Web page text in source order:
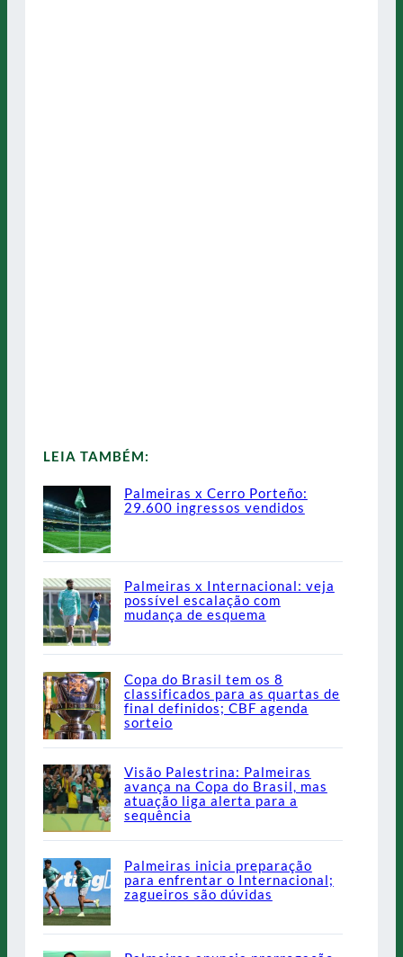
LEIA TAMBÉM:
Palmeiras x Cerro Porteño:
29.600 ingressos vendidos
Palmeiras x Internacional: veja
possível escalação com
mudança de esquema
Copa do Brasil tem os 8
classificados para as quartas de
final definidos; CBF agenda
sorteio
Visão Palestrina: Palmeiras
avança na Copa do Brasil, mas
atuação liga alerta para a
sequência
Palmeiras inicia preparação
para enfrentar o Internacional;
zagueiros são dúvidas